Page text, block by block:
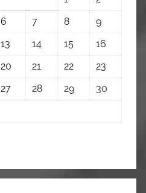
6 7 8
9
13 14 15
16
20 21 22
23
27 28 29
30